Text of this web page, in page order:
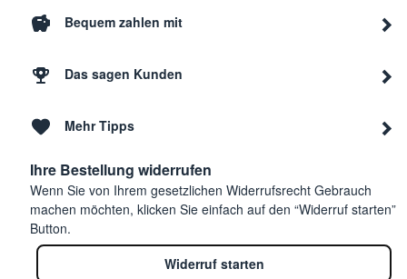
Bequem zahlen mit
Das sagen Kunden
Mehr Tipps
Ihre Bestellung widerrufen
Wenn Sie von Ihrem gesetzlichen Widerrufsrecht Gebrauch
machen möchten, klicken Sie einfach auf den “Widerruf starten”
Button.
Widerruf starten